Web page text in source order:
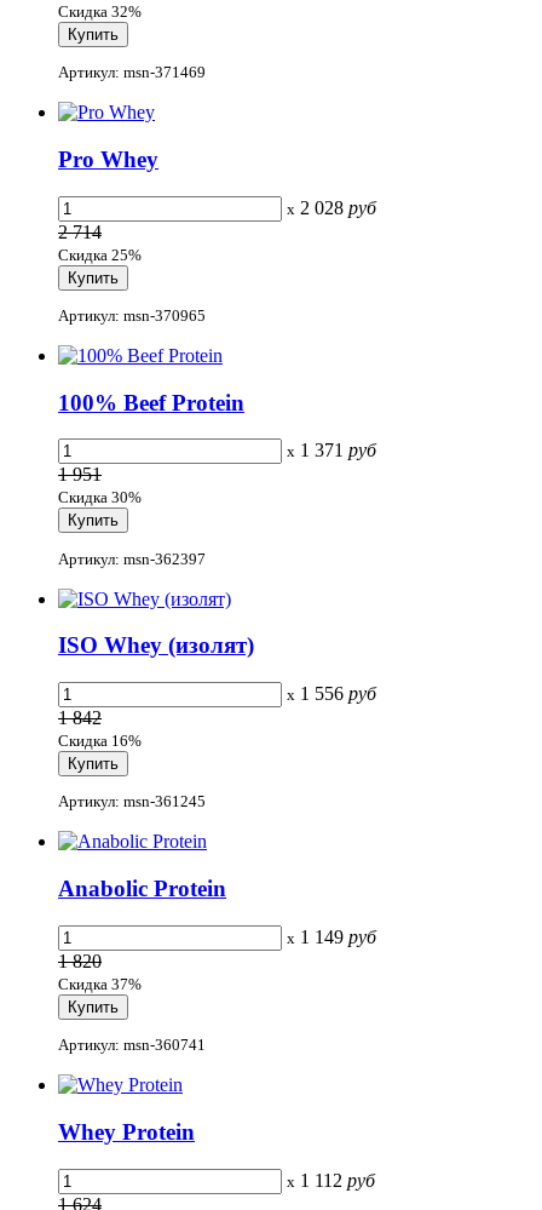
Скидка 32%
Артикул: msn-371469
Pro Whey
x 2 028 руб
2 714
Скидка 25%
Артикул: msn-370965
100% Beef Protein
x 1 371 руб
1 951
Скидка 30%
Артикул: msn-362397
ISO Whey (изолят)
x 1 556 руб
1 842
Скидка 16%
Артикул: msn-361245
Anabolic Protein
x 1 149 руб
1 820
Скидка 37%
Артикул: msn-360741
Whey Protein
x 1 112 руб
1 624